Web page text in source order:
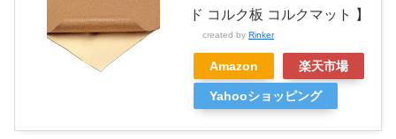
ド コルク板 コルクマット 】
created by Rinker
Amazon 楽天市場
Yahooショッピング